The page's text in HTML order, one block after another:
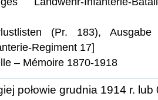
(Pr. 183),
Regiment 17]
– Mémoire 1870-1918
połowie grudnia 1914 r.